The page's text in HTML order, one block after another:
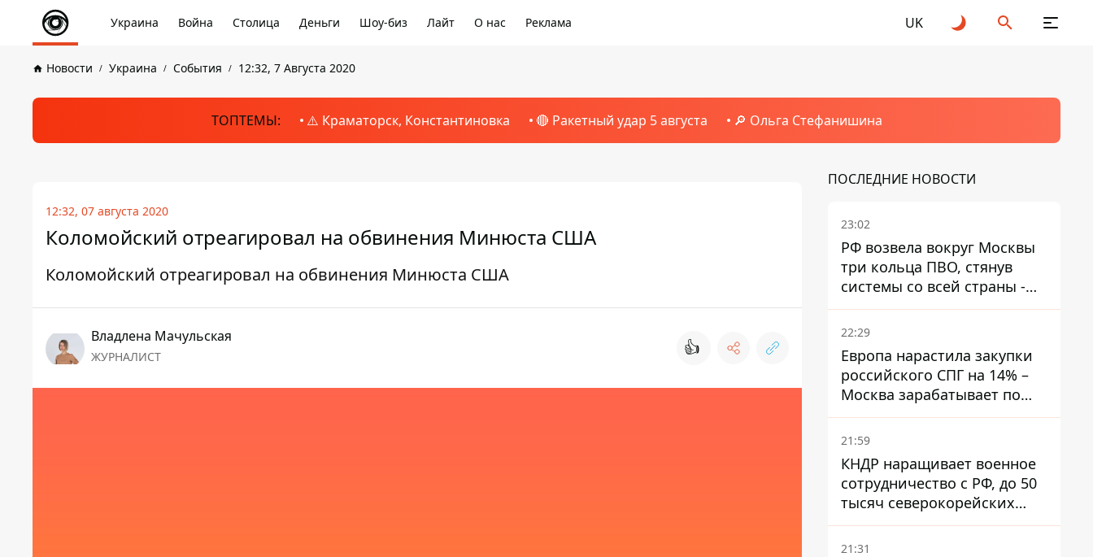
Украина Война Столица Деньги Шоу-биз Лайт О нас Реклама UK
Новости Украина События 12:32, 7 Августа 2020
ТОПТЕМЫ: ⚠️ Краматорск, Константиновка 🔴 Ракетный удар 5 августа 🔎 Ольга Стефанишина
12:32, 07 августа 2020
Коломойский отреагировал на обвинения Минюста США
Коломойский отреагировал на обвинения Минюста США
Владлена Мачульская
ЖУРНАЛИСТ 👍
ПОСЛЕДНИЕ НОВОСТИ
23:02
РФ возвела вокруг Москвы
три кольца ПВО, стянув
системы со всей страны -
Зеленский
22:29
Европа нарастила закупки
российского СПГ на 14% –
Москва зарабатывает по
€60 млн ежедневно
21:59
КНДР наращивает военное
сотрудничество с РФ, до 50
тысяч северокорейских
солдат могут прибыть в
Россию – Зеленский
21:31